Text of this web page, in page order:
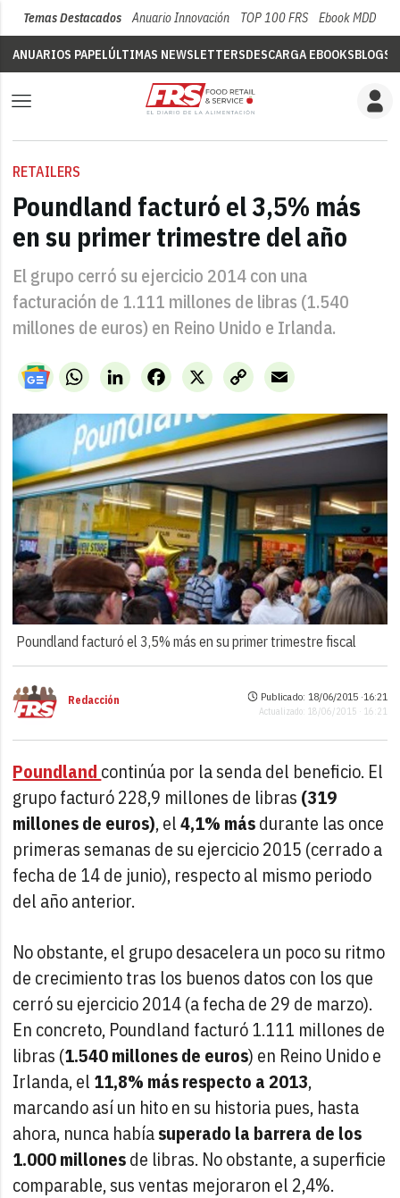
Temas Destacados Anuario Innovación TOP 100 FRS Ebook MDD
ANUARIOS PAPELÚLTIMAS NEWSLETTERSDESCARGA EBOOKSBLOGS
RETAILERS
Poundland facturó el 3,5% más
en su primer trimestre del año
El grupo cerró su ejercicio 2014 con una
facturación de 1.111 millones de libras (1.540
millones de euros) en Reino Unido e Irlanda.
WhatsAppLinkedIn X
Facebook
Copy
Link
Email
Poundland facturó el 3,5% más en su primer trimestre fiscal
Redacción Publicado: 18/06/2015 ·16:21
Actualizado: 18/06/2015 · 16:21
Poundland continúa por la senda del beneficio. El
grupo facturó 228,9 millones de libras (319
millones de euros), el4,1% másdurante las once
primeras semanas de su ejercicio 2015 (cerrado a
fecha de 14 de junio), respecto al mismo periodo
del año anterior.
No obstante, el grupo desacelera un poco su ritmo
de crecimiento tras los buenos datos con los que
cerró su ejercicio 2014 (a fecha de 29 de marzo).
En concreto, Poundland facturó 1.111 millones de
libras (1.540 millones de euros) en Reino Unido e
Irlanda, el 11,8% más respecto a 2013,
marcando así un hito en su historia pues, hasta
ahora, nunca habíasuperado la barrera de los
1.000 millonesde libras. No obstante, a superficie
comparable, sus ventas mejoraron el 2,4%.